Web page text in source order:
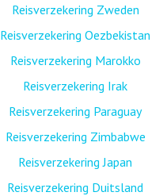
Reisverzekering Zweden
Reisverzekering Oezbekistan
Reisverzekering Marokko
Reisverzekering Irak
Reisverzekering Paraguay
Reisverzekering Zimbabwe
Reisverzekering Japan
Reisverzekering Duitsland